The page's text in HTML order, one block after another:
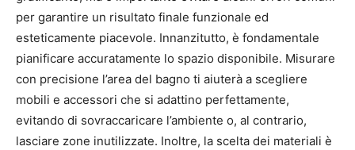
per garantire un risultato finale funzionale ed
esteticamente piacevole. Innanzitutto, è fondamentale
pianificare accuratamente lo spazio disponibile. Misurare
con precisione l’area del bagno ti aiuterà a scegliere
mobili e accessori che si adattino perfettamente,
evitando di sovraccaricare l’ambiente o, al contrario,
lasciare zone inutilizzate. Inoltre, la scelta dei materiali è